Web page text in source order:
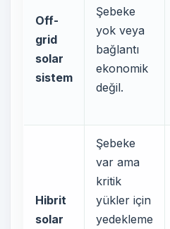
Off-
grid
solar
sistem
Şebeke
yok veya
bağlantı
ekonomik
değil.
Hibrit
solar
Şebeke
var ama
kritik
yükler için
yedekleme